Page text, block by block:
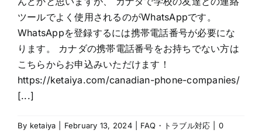
ツールでよく使用されるのがWhatsAppです。
WhatsAppを登録するには携帯電話番号が必要にな
ります。 カナダの携帯電話番号をお持ちでない方は
こちらからお申込みいただけます！
https://ketaiya.com/canadian-phone-companies/
[...]
By ketaiya February 13, 2024 FAQ・トラブル対応
0